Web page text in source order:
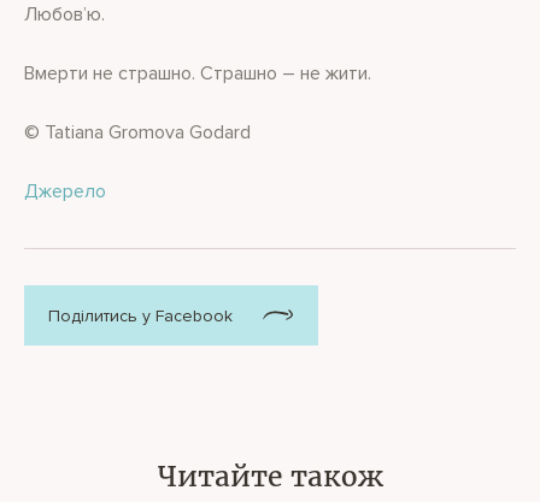
Любов’ю.
Вмерти не страшно. Страшно – не жити.
© Tatiana Gromova Godard
Джерело
Поділитись у Facebook
Читайте також